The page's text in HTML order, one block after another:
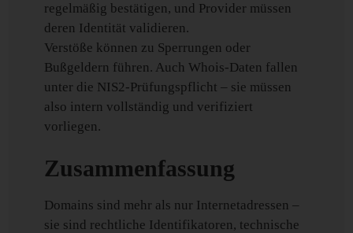
regelmäßig bestätigen, und Provider müssen
deren Identität validieren.
Verstöße können zu Sperrungen oder
Bußgeldern führen. Auch Whois-Daten fallen
unter die NIS2-Prüfungspflicht – sie müssen
also intern vollständig und verifiziert
vorliegen.
Zusammenfassung
Domains sind mehr als nur Internetadressen –
sie sind rechtliche Identifikatoren, technische